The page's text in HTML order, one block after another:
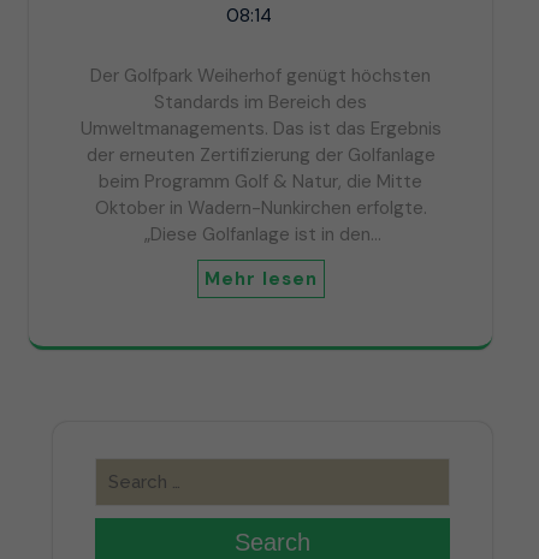
08:14
Der Golfpark Weiherhof genügt höchsten
Standards im Bereich des
Umweltmanagements. Das ist das Ergebnis
der erneuten Zertifizierung der Golfanlage
beim Programm Golf & Natur, die Mitte
Oktober in Wadern-Nunkirchen erfolgte.
„Diese Golfanlage ist in den…
Mehr lesen
Search